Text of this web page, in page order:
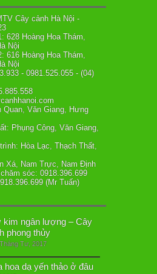
Cây cảnh Hà Nội -
628 Hoàng Hoa Thám,
Nội
616 Hoàng Hoa Thám,
Nội
- 0981.525.055 - (04)
Quan, Văn Giang, Hưng
Phụng Công, Văn Giang,
Hòa Lạc, Thạch Thất,
Xá, Nam Trực, Nam Định
sóc: 0918.396.699
(Mr Tuấn)
kim ngân lượng – Cây
phong thủy
Tư, 2017
hoa dạ yến thảo ở đâu